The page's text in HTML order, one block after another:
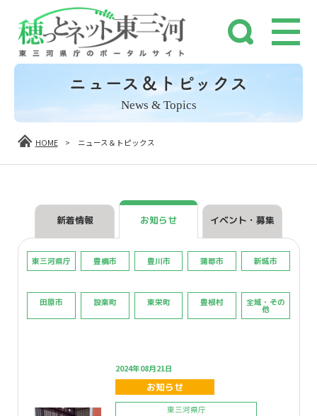
ニュース＆トピックス
News & Topics
HOME > ニュース＆トピックス
新着情報 お知らせ イベント・募集
東三河県庁 豊橋市 豊川市 蒲郡市 新城市
田原市 設楽町 東栄町 豊根村 全域・その
他
2024年08月21日
お知らせ
東三河県庁